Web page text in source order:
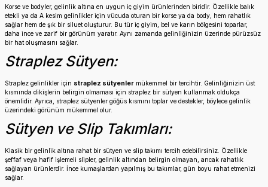
Korse ve bodyler, gelinlik altına en uygun iç giyim ürünlerinden biridir. Özellikle balık
etekli ya da A kesim gelinlikler için vücuda oturan bir korse ya da body, hem rahatlık
sağlar hem de şık bir siluet oluşturur. Bu tür iç giyim, bel ve karın bölgesini toparlar,
daha ince ve zarif bir görünüm yaratır. Aynı zamanda gelinliğinizin üzerinde pürüzsüz
bir hat oluşmasını sağlar.
Straplez Sütyen:
Straplez gelinlikler için straplez sütyenler mükemmel bir tercihtir. Gelinliğinizin üst
kısmında dikişlerin belirgin olmaması için straplez bir sütyen kullanmak oldukça
önemlidir. Ayrıca, straplez sütyenler göğüs kısmını toplar ve destekler, böylece gelinlik
üzerindeki görünüm mükemmel olur.
Sütyen ve Slip Takımları:
Klasik bir gelinlik altına rahat bir sütyen ve slip takımı tercih edebilirsiniz. Özellikle
şeffaf veya hafif işlemeli slipler, gelinlik altından belirgin olmayan, ancak rahatlık
sağlayan ürünlerdir. İnce kumaşlardan yapılmış bu takımlar, gün boyu rahat etmenizi
sağlar.